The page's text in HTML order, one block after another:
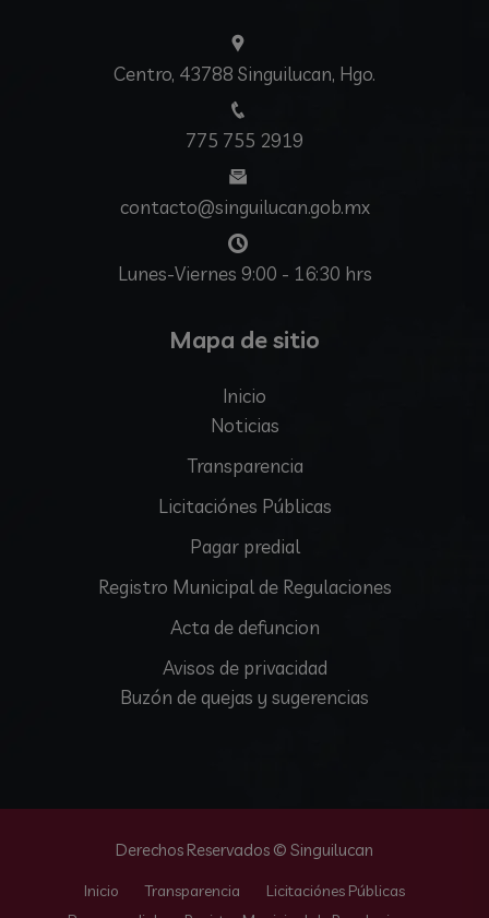
Centro, 43788 Singuilucan, Hgo.
775 755 2919
contacto@singuilucan.gob.mx
Lunes-Viernes 9:00 - 16:30 hrs
Mapa de sitio
Inicio
Noticias
Transparencia
Licitaciónes Públicas
Pagar predial
Registro Municipal de Regulaciones
Acta de defuncion
Avisos de privacidad
Buzón de quejas y sugerencias
Derechos Reservados © Singuilucan
Inicio Transparencia
Licitaciónes Públicas